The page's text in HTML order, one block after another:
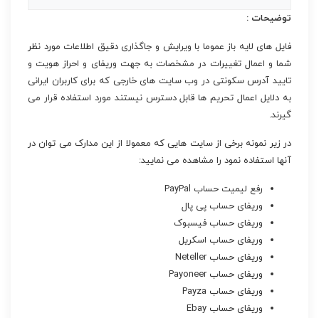
توضیحات :
فایل های لایه باز عموما با ویرایش و جاگذاری دقیق اطلاعات مورد نظر
شما و اعمال تغییرات در مشخصات به جهت وریفای و احراز هویت و
تایید آدرس سکونتی در وب سایت های خارجی که برای کاربران ایرانی
به دلایل اعمال تحریم ها قابل دسترس نیستند مورد استفاده قرار می
گیرند.
در زیر نمونه برخی از سایت هایی که معمولا از این مدارک می توان در
آنها استفاده نمود را مشاهده می نمایید:
رفع لیمیت حساب PayPal
وریفای حساب پی پال
وریفای حساب فیسبوک
وریفای حساب اسکریل
وریفای حساب Neteller
وریفای حساب Payoneer
وریفای حساب Payza
وریفای حساب Ebay